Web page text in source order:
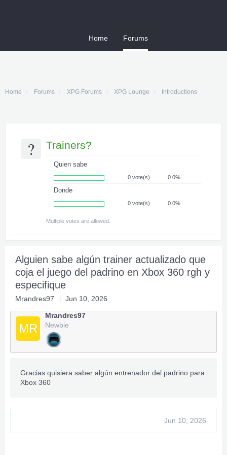
Home Forums XPG Forums XPG Lounge Introductions
? Trainers?
Quien sabe
0 vote(s) 0.0%
Donde
0 vote(s) 0.0%
Multiple votes are allowed.
Alguien sabe algún trainer actualizado que
coja el juego del padrino en Xbox 360 rgh y
especifique
Mrandres97 Jun 10, 2026
MR
Mrandres97
Newbie
Gracias quisiera saber algún entrenador del padrino para
Xbox 360
Jun 10, 2026
Home Forums